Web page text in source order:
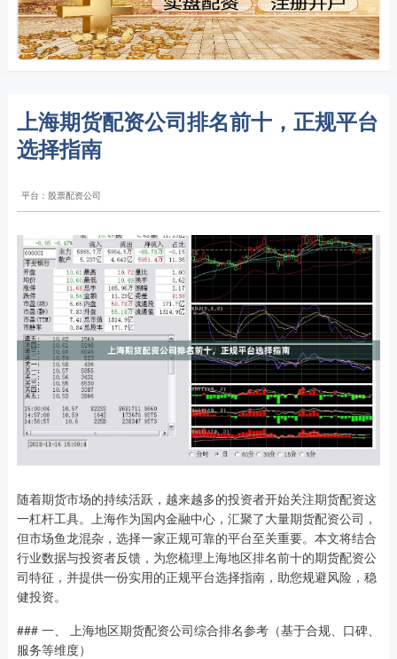
上海期货配资公司排名前十，正规平台
选择指南
平台：股票配资公司
随着期货市场的持续活跃，越来越多的投资者开始关注期货配资这
一杠杆工具。上海作为国内金融中心，汇聚了大量期货配资公司，
但市场鱼龙混杂，选择一家正规可靠的平台至关重要。本文将结合
行业数据与投资者反馈，为您梳理上海地区排名前十的期货配资公
司特征，并提供一份实用的正规平台选择指南，助您规避风险，稳
健投资。
### 一、 上海地区期货配资公司综合排名参考（基于合规、口碑、
服务等维度）